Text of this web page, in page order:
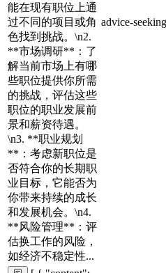
能在现有职位上通
过不同的项目或角
色找到挑战。\n2.
**市场调研**：了
解当前市场上有哪
些职位提供你所需
的挑战，评估这些
职位的职业发展前
景和薪资待遇。
\n3. **职业规划
**：考虑新职位是
否符合你的长期职
业目标，它能否为
你带来持续的成长
和发展机会。\n4.
**风险管理**：评
估换工作的风险，
如经济不稳定性...
advice-seeking